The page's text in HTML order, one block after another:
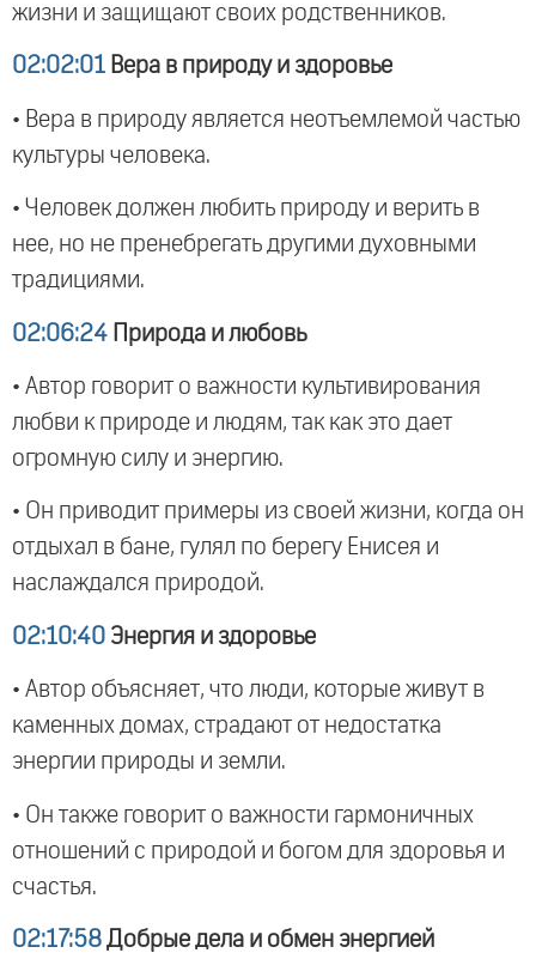
жизни и защищают своих родственников.
02:02:01 Вера в природу и здоровье
• Вера в природу является неотъемлемой частью
культуры человека.
• Человек должен любить природу и верить в
нее, но не пренебрегать другими духовными
традициями.
02:06:24 Природа и любовь
• Автор говорит о важности культивирования
любви к природе и людям, так как это дает
огромную силу и энергию.
• Он приводит примеры из своей жизни, когда он
отдыхал в бане, гулял по берегу Енисея и
наслаждался природой.
02:10:40 Энергия и здоровье
• Автор объясняет, что люди, которые живут в
каменных домах, страдают от недостатка
энергии природы и земли.
• Он также говорит о важности гармоничных
отношений с природой и богом для здоровья и
счастья.
02:17:58 Добрые дела и обмен энергией